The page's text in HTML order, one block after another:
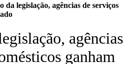
da legislação, agências de serviços
agências
ganham